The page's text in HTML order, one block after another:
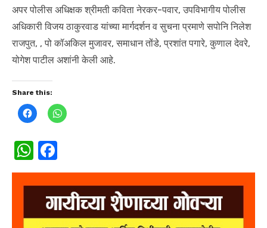
अपर पोलीस अधिक्षक श्रीमती कविता नेरकर-पवार, उपविभागीय पोलीस
अधिकारी विजय ठाकुरवाड यांच्या मार्गदर्शन व सुचना प्रमाणे सपोनि निलेश
राजपुत, , पो कॉअकिल मुजावर, समाधान तोंडे, प्रशांत पगारे, कुणाल देवरे,
योगेश पाटील अशांनी केली आहे.
Share this:
C
l
k
o
h
r
F
C
l
h
r
e
o
n
W
W
h
at
a
c
e